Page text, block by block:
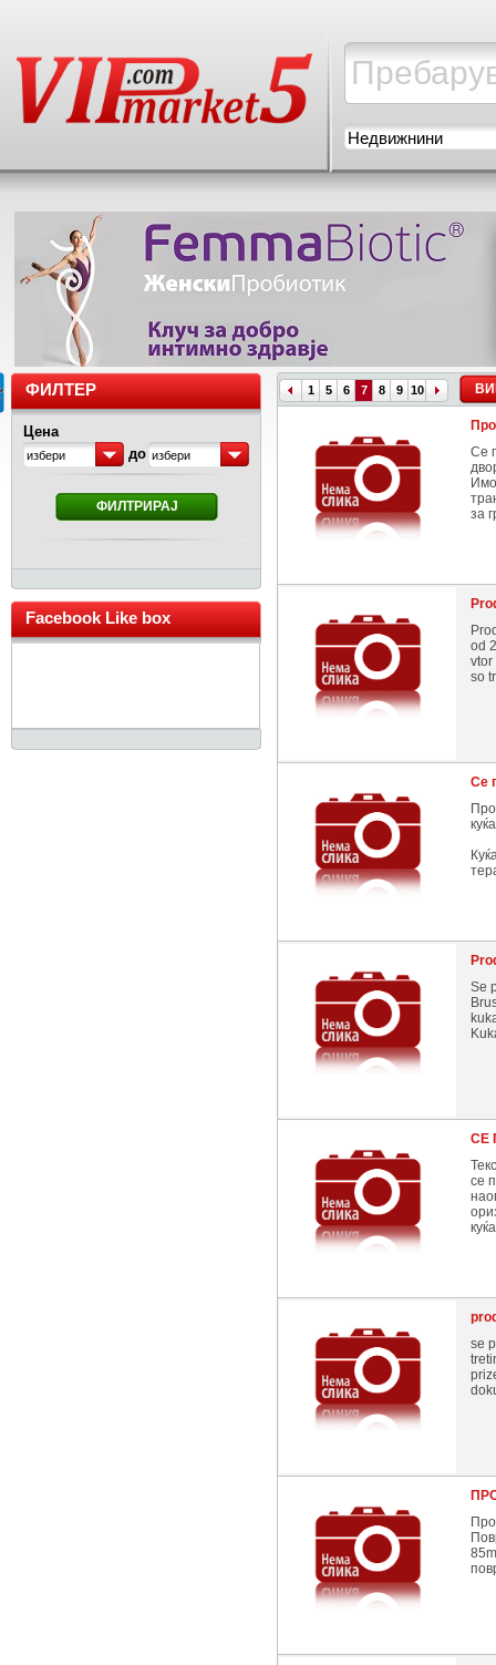
Недвижнини
ФИЛТЕР
Цена
избери до избери
ФИЛТРИРАЈ
Facebook Like box
1 5 6 7 8 9 10
Се
за
od
vtor
so
Се
Se
СЕ
се
se